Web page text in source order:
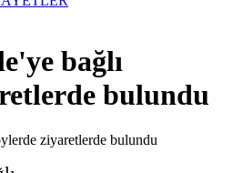
bağlı
bulundu